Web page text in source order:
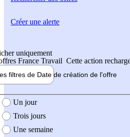
uniquement
France Travail Cette action
filtres de Date de création de l'offre
création de l'offre
Un jour
Trois jours
Une semaine
Créer une alerte